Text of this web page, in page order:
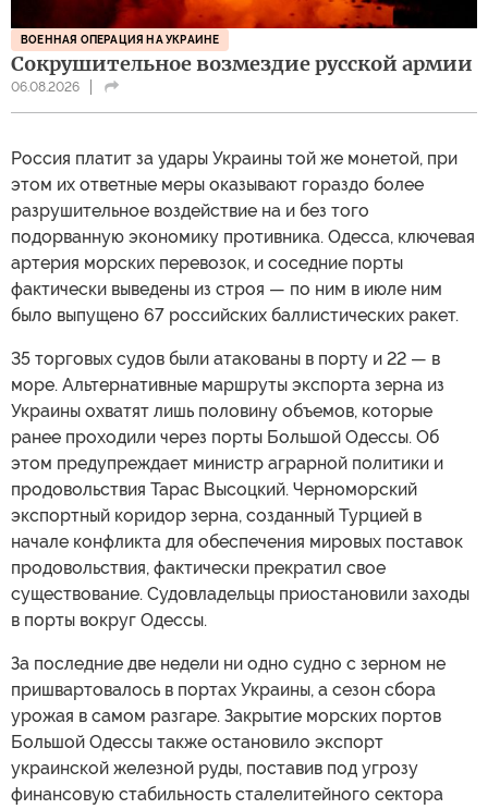
ВОЕННАЯ ОПЕРАЦИЯ НА УКРАИНЕ
Сокрушительное возмездие русской армии
06.08.2026
Россия платит за удары Украины той же монетой, при
этом их ответные меры оказывают гораздо более
разрушительное воздействие на и без того
подорванную экономику противника. Одесса, ключевая
артерия морских перевозок, и соседние порты
фактически выведены из строя — по ним в июле ним
было выпущено 67 российских баллистических ракет.
35 торговых судов были атакованы в порту и 22 — в
море. Альтернативные маршруты экспорта зерна из
Украины охватят лишь половину объемов, которые
ранее проходили через порты Большой Одессы. Об
этом предупреждает министр аграрной политики и
продовольствия Тарас Высоцкий. Черноморский
экспортный коридор зерна, созданный Турцией в
начале конфликта для обеспечения мировых поставок
продовольствия, фактически прекратил свое
существование. Судовладельцы приостановили заходы
в порты вокруг Одессы.
За последние две недели ни одно судно с зерном не
пришвартовалось в портах Украины, а сезон сбора
урожая в самом разгаре. Закрытие морских портов
Большой Одессы также остановило экспорт
украинской железной руды, поставив под угрозу
финансовую стабильность сталелитейного сектора